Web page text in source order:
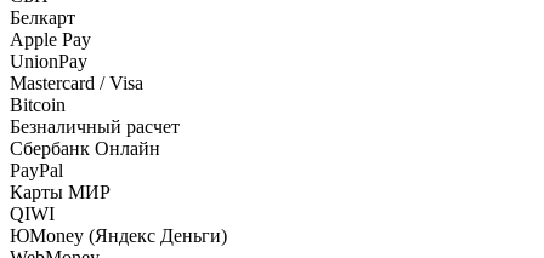
Белкарт
Apple Pay
UnionPay
Mastercard / Visa
Bitcoin
Безналичный расчет
Сбербанк Онлайн
PayPal
Карты МИР
QIWI
ЮMoney (Яндекс Деньги)